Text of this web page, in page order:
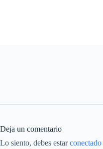
Deja un comentario
Lo siento, debes estarconectado